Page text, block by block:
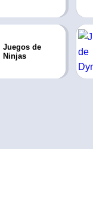
Juegos de
Ninjas